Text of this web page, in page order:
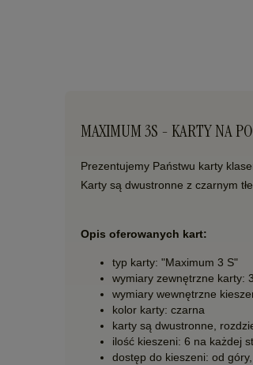
MAXIMUM 3S - KARTY NA
Prezentujemy Państwu karty
Karty są dwustronne z czarnym
Opis oferowanych kart:
typ karty: "Maximum 3 S"
wymiary zewnętrzne karty:
wymiary wewnętrzne
kolor karty: czarna
karty są dwustronne,
ilość kieszeni: 6 na każdej
dostęp do kieszeni: od